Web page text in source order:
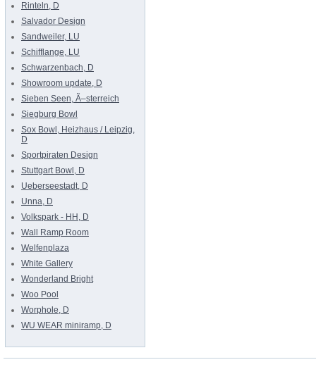
Rinteln, D
Salvador Design
Sandweiler, LU
Schifflange, LU
Schwarzenbach, D
Showroom update, D
Sieben Seen, Ã–sterreich
Siegburg Bowl
Sox Bowl, Heizhaus / Leipzig,
D
Sportpiraten Design
Stuttgart Bowl, D
Ueberseestadt, D
Unna, D
Volkspark - HH, D
Wall Ramp Room
Welfenplaza
White Gallery
Wonderland Bright
Woo Pool
Worphole, D
WU WEAR miniramp, D